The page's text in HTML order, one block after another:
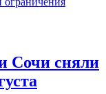
Сочи сняли